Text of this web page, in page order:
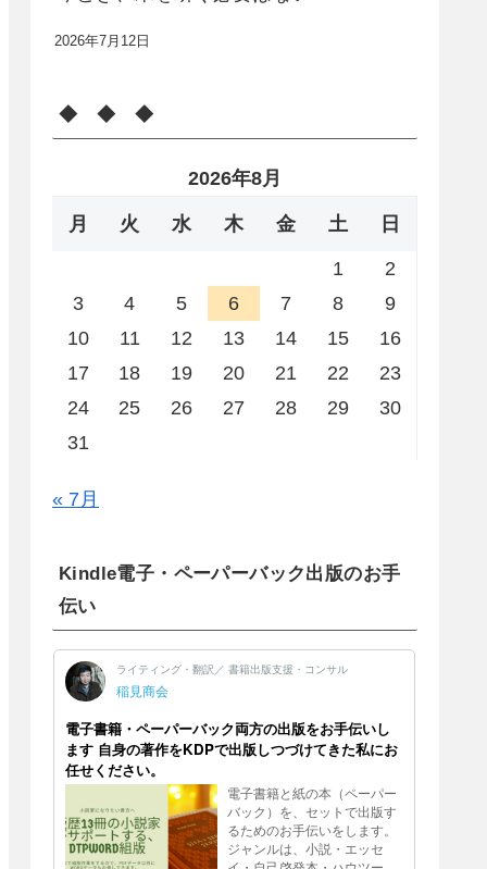
2026年7月12日
◆ ◆ ◆
2026年8月
月 火 水 木 金 土 日
1
2
3
4 5 6 7 8
9
10
11 12 13 14 15
16
17
18 19 20 21 22
23
24
25 26 27 28 29
30
31
« 7月
Kindle電子・ペーパーバック出版のお手
伝い